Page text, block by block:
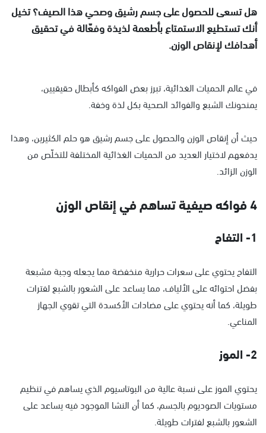
هل تسعى للحصول على جسم رشيق وصحي هذا الصيف؟ تخيل
أنك تستطيع الاستمتاع بأطعمة لذيذة وفعّالة في تحقيق
أهدافك لإنقاص الوزن.
في عالم الحميات الغذائية، تبرز بعض الفواكه كأبطال حقيقيين،
يمنحونك الشبع والفوائد الصحية بكل لذة وخفة.
حيث أن إنقاص الوزن والحصول على جسم رشيق هو حلم الكثيرين، وهذا
يدفعهم لاختيار العديد من الحميات الغذائية المختلفة للتخلّص من
الوزن الزائد.
4 فواكه صيفية تساهم في إنقاص الوزن
1- التفاح
التفاح يحتوي على سعرات حرارية منخفضة مما يجعله وجبة مشبعة
بفضل احتوائه على الألياف، مما يساعد على الشعور بالشبع لفترات
طويلة، كما أنه يحتوي على مضادات الأكسدة التي تقوي الجهاز
المناعي.
2- الموز
يحتوي الموز على نسبة عالية من البوتاسيوم الذي يساهم في تنظيم
مستويات الصوديوم بالجسم، كما أن النشا الموجود فيه يساعد على
الشعور بالشبع لفترات طويلة.